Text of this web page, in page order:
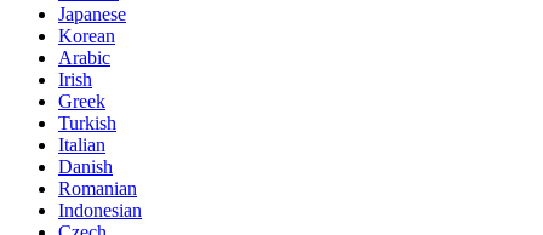
Japanese
Korean
Arabic
Irish
Greek
Turkish
Italian
Danish
Romanian
Indonesian